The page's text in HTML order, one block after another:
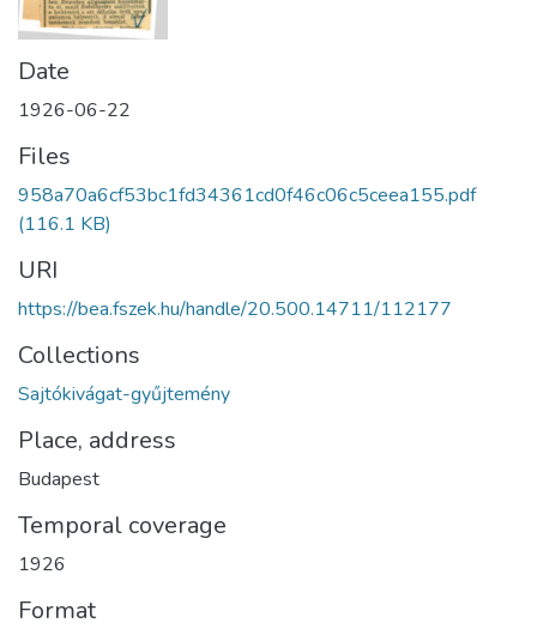
Date
1926-06-22
Files
958a70a6cf53bc1fd34361cd0f46c06c5ceea155.pdf
(116.1 KB)
URI
https://bea.fszek.hu/handle/20.500.14711/112177
Collections
Sajtókivágat-gyűjtemény
Place, address
Budapest
Temporal coverage
1926
Format